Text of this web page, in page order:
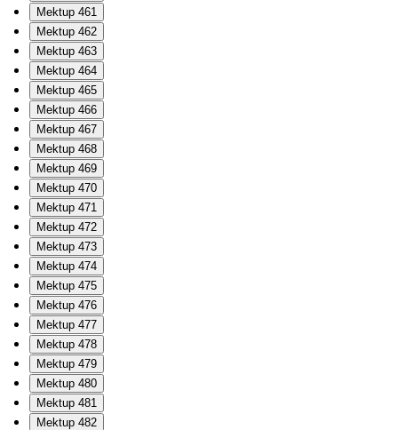
Mektup 461
Mektup 462
Mektup 463
Mektup 464
Mektup 465
Mektup 466
Mektup 467
Mektup 468
Mektup 469
Mektup 470
Mektup 471
Mektup 472
Mektup 473
Mektup 474
Mektup 475
Mektup 476
Mektup 477
Mektup 478
Mektup 479
Mektup 480
Mektup 481
Mektup 482